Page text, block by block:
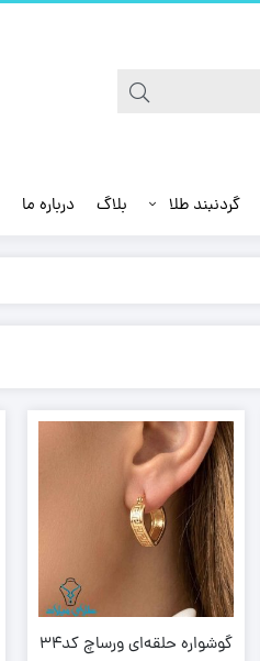
گردنبند طلا بلاگ درباره ما
گوشواره حلقه‌ای ورساچ کد34